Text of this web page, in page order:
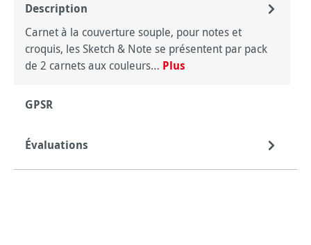
Description
Carnet à la couverture souple, pour notes et
croquis, les Sketch & Note se présentent par pack
de 2 carnets aux couleurs… Plus
GPSR
Évaluations